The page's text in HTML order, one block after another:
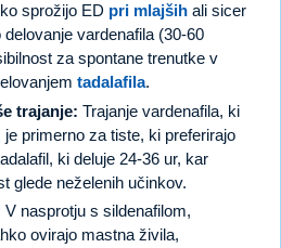
sprožijo ED pri mlajših ali sicer
vardenafila (30-60
za spontane trenutke v
tadalafila.
trajanje: Trajanje vardenafila, ki
je primerno za tiste, ki preferirajo
ki deluje 24-36 ur, kar
glede neželenih učinkov.
V nasprotju s sildenafilom,
ovirajo mastna živila,